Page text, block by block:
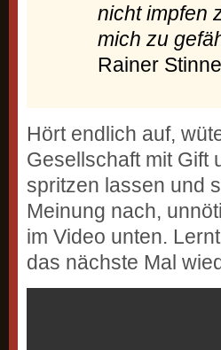
nicht impfen
mich zu
Rainer
Hört endlich auf,
Gesellschaft mit Gift
spritzen lassen und
Meinung nach,
im Video unten.
das nächste Mal